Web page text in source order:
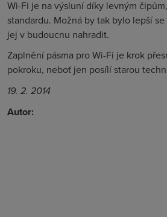
Wi-Fi je na výsluní díky levným
standardu. Možná by tak bylo lepší
jej v budoucnu nahradit.
Zaplnění pásma pro Wi-Fi je krok
pokroku, neboť jen posílí starou
19. 2. 2014
Autor: